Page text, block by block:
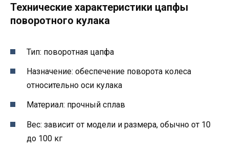
Технические характеристики цапфы
поворотного кулака
Тип: поворотная цапфа
Назначение: обеспечение поворота колеса
относительно оси кулака
Материал: прочный сплав
Вес: зависит от модели и размера, обычно от 10
до 100 кг